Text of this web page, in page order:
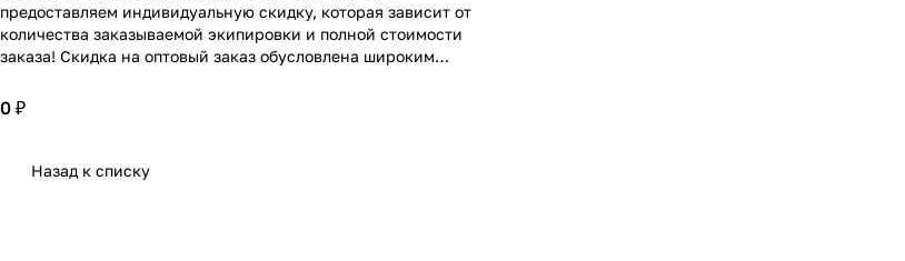
предоставляем индивидуальную скидку, которая зависит от
количества заказываемой экипировки и полной стоимости
заказа! Скидка на оптовый заказ обусловлена широким
менеджер по Вашему заказу!
0 ₽
Назад к списку